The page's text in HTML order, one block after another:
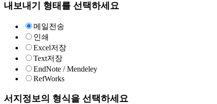
내보내기 형태를 선택하세요
메일전송
인쇄
Excel저장
Text저장
EndNote / Mendeley
RefWorks
서지정보의 형식을 선택하세요